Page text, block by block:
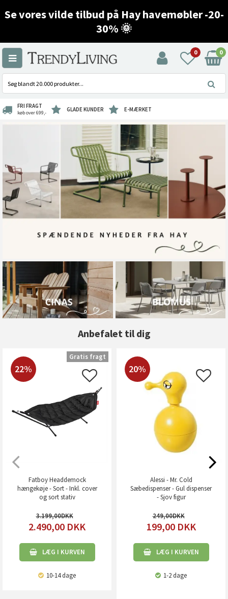
Se vores vilde tilbud på Hay havemøbler -20-
30% 🌞
0 0
FRI FRAGT
køb over 699,- GLADE KUNDER E-MÆRKET
Anbefalet til dig
22%
Fatboy Headdemock
hængekøje - Sort - Inkl. cover
og sort stativ
3.199,00
2.490,00 DKK
LÆG I KURVEN
10-14 dage
Gratis fragt
20%
Alessi - Mr. Cold
Sæbedispenser - Gul dispenser
- Sjov figur
249,00
199,00 DKK
LÆG I KURVEN
1-2 dage